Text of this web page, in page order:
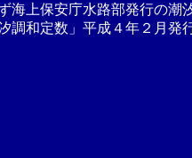
上保安庁水路部発行の潮
和定数」平成４年２月発